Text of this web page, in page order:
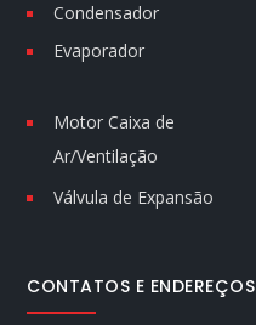
Condensador
Evaporador
Motor Caixa de
Ar/Ventilação
Válvula de Expansão
CONTATOS E ENDEREÇOS